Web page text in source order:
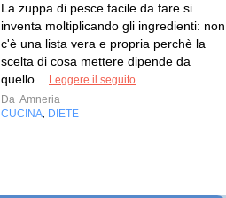
La zuppa di pesce facile da fare si
inventa moltiplicando gli ingredienti: non
c'è una lista vera e propria perchè la
scelta di cosa mettere dipende da
quello...
Leggere il seguito
Da Amneria
CUCINA DIETE